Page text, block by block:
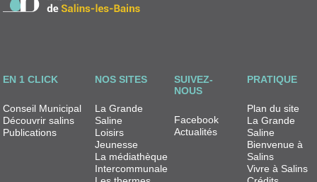
EN 1 CLICK
Conseil Municipal
Découvrir salins
Publications
NOS SITES
La Grande
Saline
Loisirs
Jeunesse
La médiathèque
Intercommunale
SUIVEZ-
NOUS
Facebook
Actualités
PRATIQUE
Plan du site
La Grande
Saline
Bienvenue à
Salins
Vivre à Salins